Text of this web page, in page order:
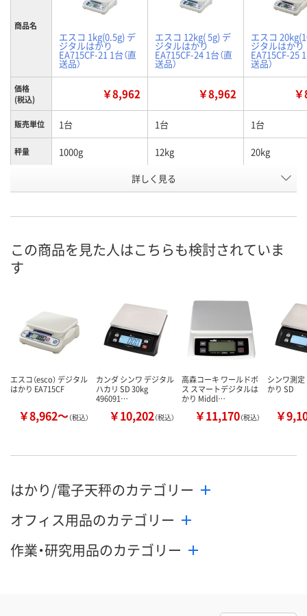
商品名
エスコ 1kg(0.5g) デ
ジタルはかり
EA715CF-21 1台（直
送品）
エスコ 12kg( 5g) デ
ジタルはかり
EA715CF-24 1台（直
送品）
エスコ
ジタルはかり
EA715CF-25 1
送品）
価格
(税込)
￥8,962 ￥8,962
販売単位 1台 1台 1台
秤量 1000g 12kg 20kg
JA29069 JA28219
カゴへ カゴへ カ
詳しく見る
この商品を見た人はこちらも検討されていま
す
エスコ（esco） デジタル
はかり EA715CF
￥8,962～（税込）
カンダ シンワ デジタル
ハカリ SD 30kg
496091…
￥10,202（税込）
高森コーキ ワールドボ
ス スマートデジタルは
かり Middl…
￥11,170（税込）
シンワ測
かり SD
￥
はかり/電子天秤のカテゴリー
オフィス用品のカテゴリー
作業・研究用品のカテゴリー